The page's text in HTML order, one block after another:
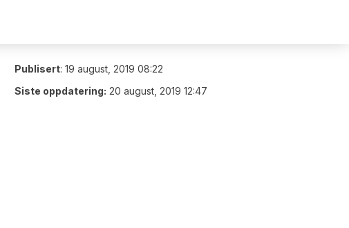
Publisert: 19 august, 2019 08:22
Siste oppdatering: 20 august, 2019 12:47